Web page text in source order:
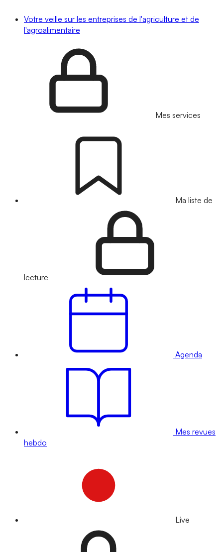
Votre veille sur les entreprises de l'agriculture et de
l'agroalimentaire
Mes services
Ma liste de
lecture
Agenda
Mes revues
hebdo
Live